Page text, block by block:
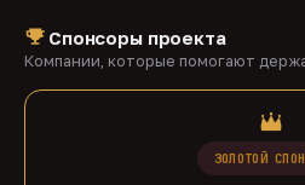
Спонсоры проекта
Компании, которые помогают
ЗОЛОТОЙ